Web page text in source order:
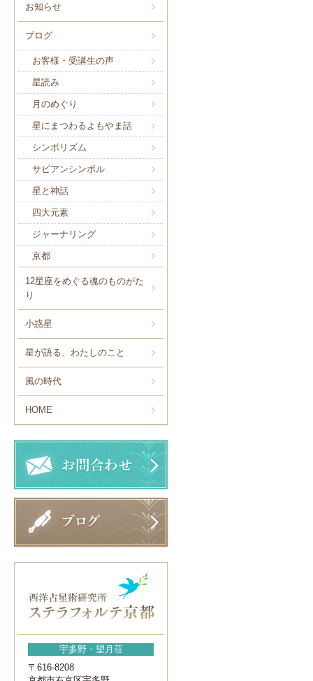
お知らせ
ブログ
お客様・受講生の声
星読み
月のめぐり
星にまつわるよもやま話
シンボリズム
サビアンシンボル
星と神話
四大元素
ジャーナリング
京都
12星座をめぐる魂のものがた
り
小惑星
星が語る、わたしのこと
風の時代
HOME
宇多野・望月荘
〒616-8208